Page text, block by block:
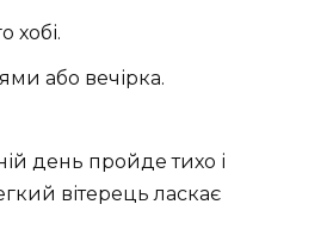
хобі.
або вечірка.
день пройде тихо і
вітерець ласкає